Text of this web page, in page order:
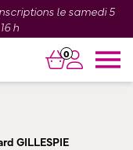
le samedi 5
h
0
GILLESPIE